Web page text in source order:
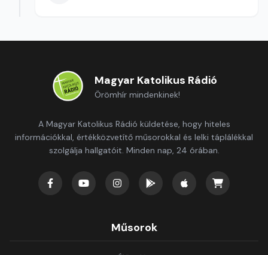
Magyar Katolikus Rádió
Örömhír mindenkinek!
A Magyar Katolikus Rádió küldetése, hogy hiteles
információkkal, értékközvetítő műsorokkal és lelki táplálékkal
szolgálja hallgatóit. Minden nap, 24 órában.
Műsorok